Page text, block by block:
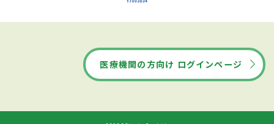
医療機関の方向け ログインページ